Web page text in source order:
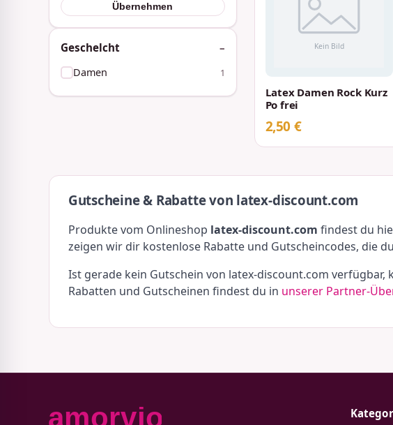
Übernehmen
Geschelcht
Damen 1
Latex Damen Rock Kurz
Po frei
2,50 €
Gutscheine & Rabatte von latex-discount.com
Produkte vom Onlineshop latex-discount.com findest du
zeigen wir dir kostenlose Rabatte und Gutscheincodes, die
Ist gerade kein Gutschein von latex-discount.com
Rabatten und Gutscheinen findest du in unserer Partner-